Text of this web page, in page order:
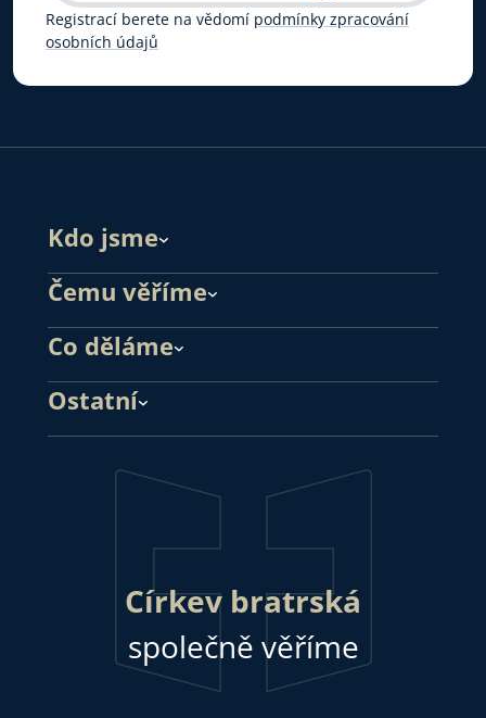
Registrací berete na vědomí podmínky zpracování
osobních údajů
Kdo jsme
Čemu věříme
Co děláme
Ostatní
Církev bratrská
společně věříme